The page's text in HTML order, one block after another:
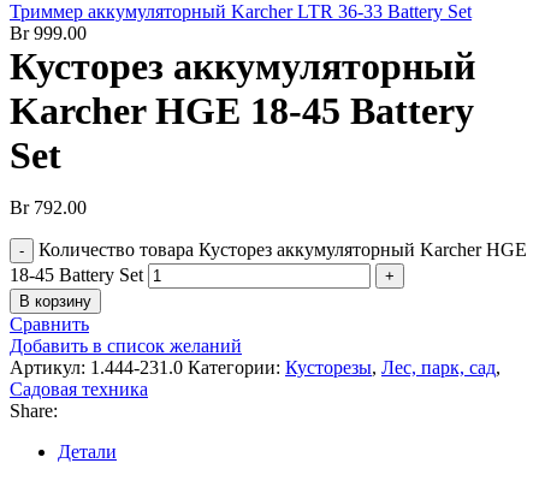
Триммер аккумуляторный Karcher LTR 36-33 Battery Set
Br999.00
Кусторез аккумуляторный
Karcher HGE 18-45 Battery
Set
Br792.00
Количество товара Кусторез аккумуляторный Karcher HGE
18-45 Battery Set
В корзину
Сравнить
Добавить в список желаний
Артикул: 1.444-231.0 Категории: Кусторезы, Лес, парк, сад,
Садовая техника
Share:
Детали